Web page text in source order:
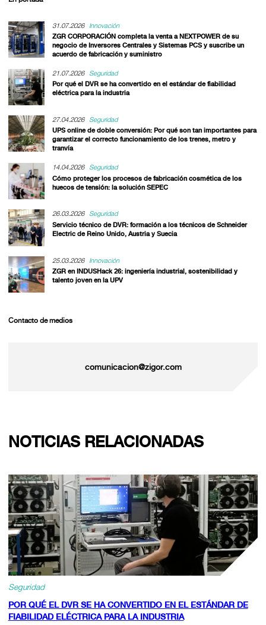
31.07.2026
Innovación
ZGR CORPORACIÓN completa la venta a NEXTPOWER de su
negocio de Inversores Centrales y Sistemas PCS y suscribe un
acuerdo de fabricación y suministro
21.07.2026
Seguridad
Por qué el DVR se ha convertido en el estándar de fiabilidad
eléctrica para la industria
27.04.2026
Seguridad
UPS online de doble conversión: Por qué son tan importantes para
garantizar el correcto funcionamiento de los trenes, metro y
tranvía
14.04.2026
Seguridad
Cómo proteger los procesos de fabricación cosmética de los
huecos de tensión: la solución SEPEC
26.03.2026
Seguridad
Servicio técnico de DVR: formación a los técnicos de Schneider
Electric de Reino Unido, Austria y Suecia
25.03.2026
Innovación
ZGR en INDUSHack 26: ingeniería industrial, sostenibilidad y
talento joven en la UPV
Contacto de medios
comunicacion@zigor.com
NOTICIAS RELACIONADAS
Seguridad
POR QUÉ EL DVR SE HA CONVERTIDO EN EL ESTÁNDAR DE
FIABILIDAD ELÉCTRICA PARA LA INDUSTRIA